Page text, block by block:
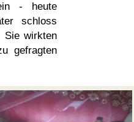
- heute
schloss
Sie wirkten
gefragten